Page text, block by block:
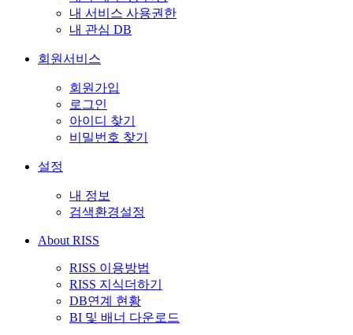
내 서비스 사용권한
내 관심 DB
회원서비스
회원가입
로그인
아이디 찾기
비밀번호 찾기
설정
내 정보
검색환경설정
About RISS
RISS 이용방법
RISS 지식더하기
DB연계 현황
BI 및 배너 다운로드